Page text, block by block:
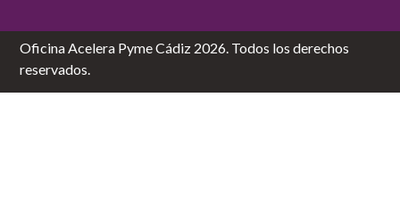
Oficina Acelera Pyme Cádiz 2026. Todos los derechos
reservados.